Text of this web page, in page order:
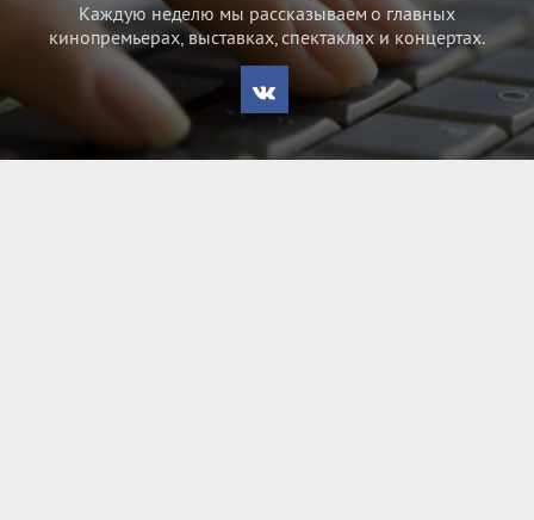
Каждую неделю мы рассказываем о главных
кинопремьерах, выставках, спектаклях и концертах.